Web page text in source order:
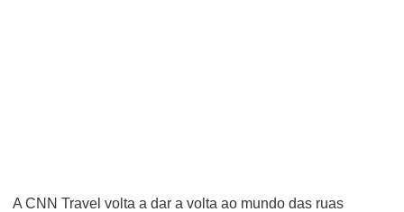
A CNN Travel volta a dar a volta ao mundo das ruas